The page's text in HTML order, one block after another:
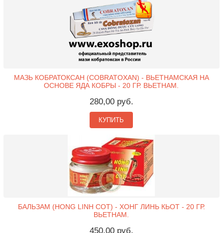
МАЗЬ КОБРАТОКСАН (COBRATOXAN) - ВЬЕТНАМСКАЯ НА
ОСНОВЕ ЯДА КОБРЫ - 20 ГР. ВЬЕТНАМ.
280,00 руб.
КУПИТЬ
БАЛЬЗАМ (HONG LINH COT) - ХОНГ ЛИНЬ КЬОТ - 20 ГР.
ВЬЕТНАМ.
450,00 руб.